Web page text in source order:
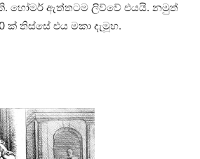
හෝමර් ඇත්තටම ලිව්වේ එයයි. නමුත්
ක් තිස්සේ එය මකා දැමූහ.